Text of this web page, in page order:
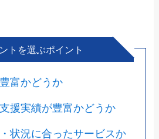
トを選ぶポイント
富かどうか
援実績が豊富かどうか
状況に合ったサービスか